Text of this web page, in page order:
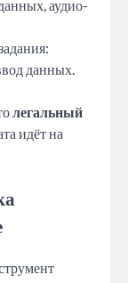
аудио-
данных.
легальный
идёт на